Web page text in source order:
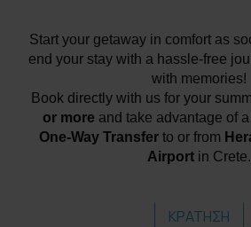
Start your getaway in comfort as
end your stay with a hassle-free
with memories!
Book directly with us for your
or more and take advantage of a
One-Way Transfer to or from
Airportin Crete.
ΚΡΑΤΗΣΗ